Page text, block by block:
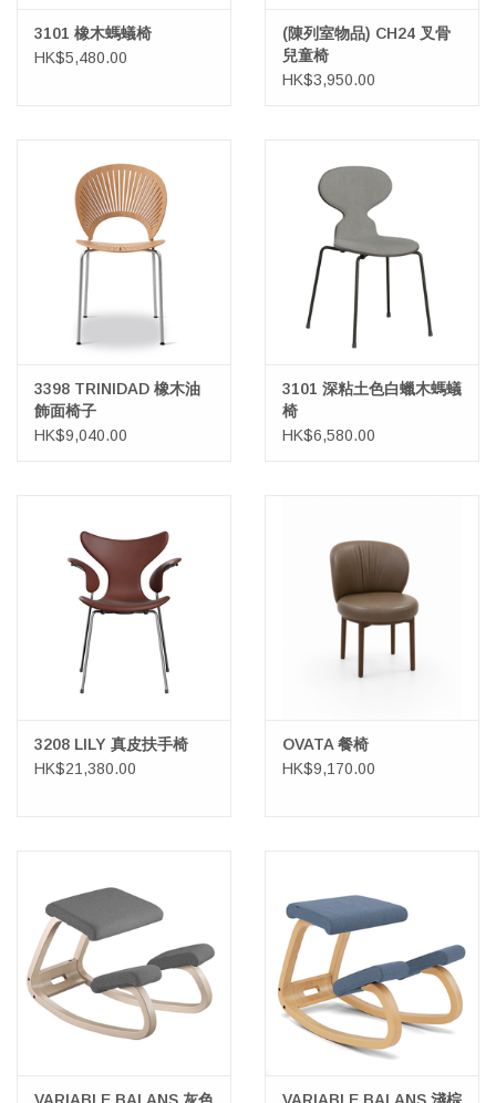
3101 橡木螞蟻椅
HK$5,480.00
(陳列室物品) CH24 叉骨
兒童椅
HK$3,950.00
3398 TRINIDAD 橡木油
飾面椅子
HK$9,040.00
3101 深粘土色白蠟木螞蟻
椅
HK$6,580.00
3208 LILY 真皮扶手椅
HK$21,380.00
OVATA 餐椅
HK$9,170.00